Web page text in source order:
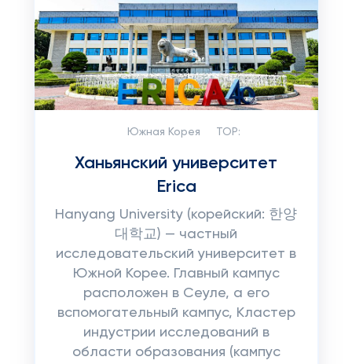
Южная Корея TOP:
Ханьянский университет
Erica
Hanyang University (корейский: 한양
대학교) — частный
исследовательский университет в
Южной Корее. Главный кампус
расположен в Сеуле, а его
вспомогательный кампус, Кластер
индустрии исследований в
области образования (кампус